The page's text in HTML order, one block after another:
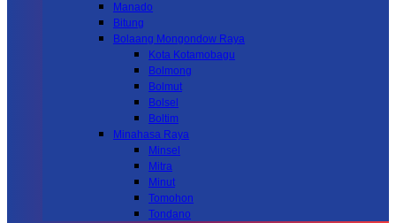
Manado
Bitung
Bolaang Mongondow Raya
Kota Kotamobagu
Bolmong
Bolmut
Bolsel
Boltim
Minahasa Raya
Minsel
Mitra
Minut
Tomohon
Tondano